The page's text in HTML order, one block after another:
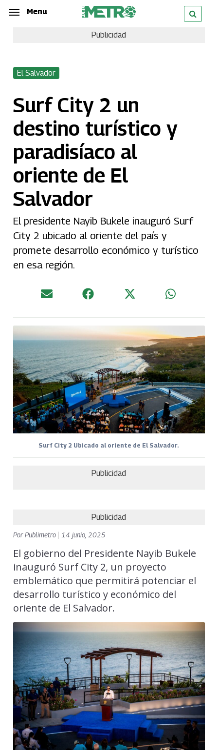
Skip
content
Menu
Publicidad
El Salvador
Surf City 2 un
destino turístico y
paradisíaco al
oriente de El
Salvador
El presidente Nayib Bukele inauguró Surf
City 2 ubicado al oriente del país y
promete desarrollo económico y turístico
en esa región.
Surf City 2 Ubicado al oriente de El Salvador.
Publicidad
Publicidad
PorPublimetro 14 junio, 2025
El gobierno del Presidente Nayib Bukele
inauguró Surf City 2, un proyecto
emblemático que permitirá potenciar el
desarrollo turístico y económico del
oriente de El Salvador.
Menu